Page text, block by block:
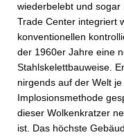
wiederbelebt und
Trade Center integriert
konventionellen
der 1960er Jahre eine
Stahlskelettbauweise.
nirgends auf der Welt
Implosionsmethode
dieser Wolkenkratzer
ist. Das höchste